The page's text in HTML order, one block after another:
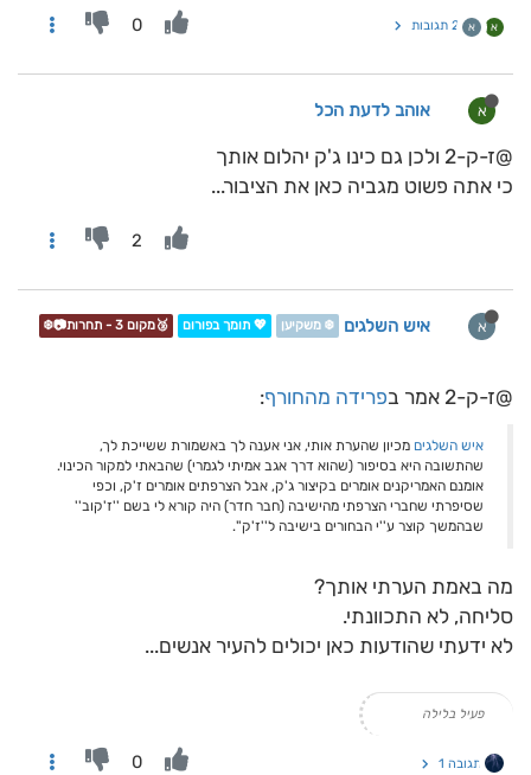
א א 2 תגובות 0
א אוהב לדעת הכל
@ז-ק-2 ולכן גם כינו ג'ק יהלום אותך
כי אתה פשוט מגביה כאן את הציבור...
2
א איש השלגים ❄️ משקיען 💖 תומך בפורום 🥉מקום 3 - תחרות📷❄️
@ז-ק-2 אמר ב פרידה מהחורף:
איש השלגים מכיון שהערת אותי, אני אענה לך באשמורת ששייכת לך,
שהתשובה היא בסיפור (שהוא דרך אגב אמיתי לגמרי) שהבאתי למקור הכינוי.
אומנם האמריקנים אומרים בקיצור ג'ק, אבל הצרפתים אומרים ז'ק, וכפי
שסיפרתי שחברי הצרפתי מהישיבה (חבר חדר) היה קורא לי בשם ''ז'קוב''
שבהמשך קוצר ע''י הבחורים בישיבה ל''ז'ק''.
מה באמת הערתי אותך?
סליחה, לא התכוונתי.
לא ידעתי שהודעות כאן יכולים להעיר אנשים...
פעיל בלילה
תגובה 1 0